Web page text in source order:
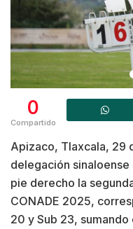
0
Compartido
Apizaco, Tlaxcala, 29
delegación
pie derecho la
CONADE 2025,
20 y Sub 23,